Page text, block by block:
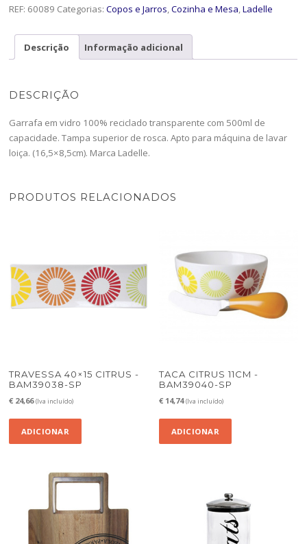
500ml
Recyc
Rustico
REF: 60089 Categorias:Copos e Jarros,Cozinha e Mesa,Ladelle
Descrição Informação adicional
DESCRIÇÃO
Garrafa em vidro 100% reciclado transparente com 500ml de
capacidade. Tampa superior de rosca. Apto para máquina de lavar
loiça. (16,5×8,5cm). Marca Ladelle.
PRODUTOS RELACIONADOS
TRAVESSA 40×15 CITRUS -
BAM39038-SP
€ 24,66 (Iva incluído)
ADICIONAR
TACA CITRUS 11CM -
BAM39040-SP
€ 14,74 (Iva incluído)
ADICIONAR